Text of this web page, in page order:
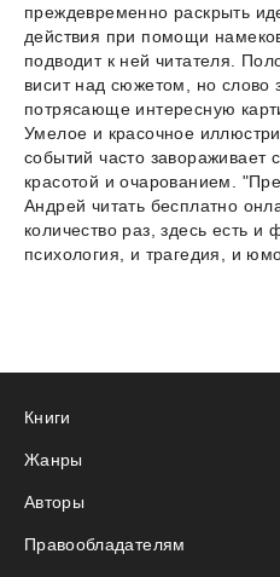
преждевременно раскрыть
действия при помощи
подводит к ней читателя.
висит над сюжетом, но слово
потрясающе интересную
Умелое и красочное
событий часто завораживает
красотой и очарованием.
Андрей читать бесплатно
количество раз, здесь есть
психология, и трагедия, и
Книги
Жанры
Авторы
Правообладателям